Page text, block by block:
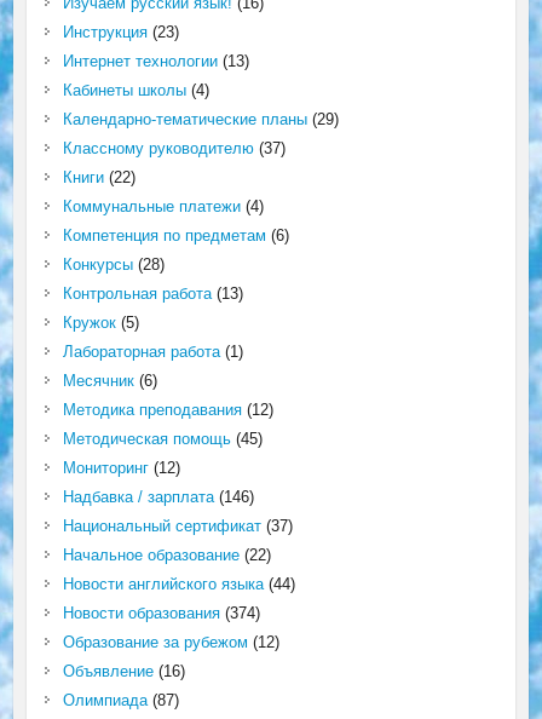
Инструкция(23)
Интернет технологии(13)
Кабинеты школы(4)
Календарно-тематические планы(29)
Классному руководителю(37)
Книги(22)
Коммунальные платежи(4)
Компетенция по предметам (6)
Конкурсы(28)
Контрольная работа(13)
Кружок(5)
Лабораторная работа(1)
Месячник(6)
Методика преподавания(12)
Методическая помощь(45)
Мониторинг(12)
Надбавка / зарплата(146)
Национальный сертификат(37)
Начальное образование(22)
Новости английского языка(44)
Новости образования(374)
Образование за рубежом (12)
Объявление(16)
Олимпиада(87)